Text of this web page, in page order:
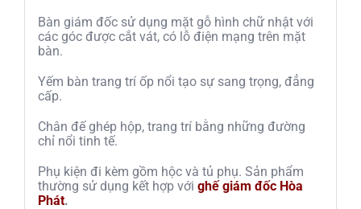
Bàn giám đốc sử dụng mặt gỗ hình chữ nhật với
các góc được cắt vát, có lỗ điện mạng trên mặt
bàn.
Yếm bàn trang trí ốp nổi tạo sự sang trọng, đẳng
cấp.
Chân đế ghép hộp, trang trí bằng những đường
chỉ nổi tinh tế.
Phụ kiện đi kèm gồm hộc và tủ phụ. Sản phẩm
thường sử dụng kết hợp với ghế giám đốc Hòa
Phát.